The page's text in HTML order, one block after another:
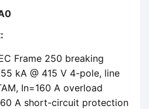
Frame 250 breaking
kA @ 415 V 4-pole, line
In=160 A overload
A short-circuit protection